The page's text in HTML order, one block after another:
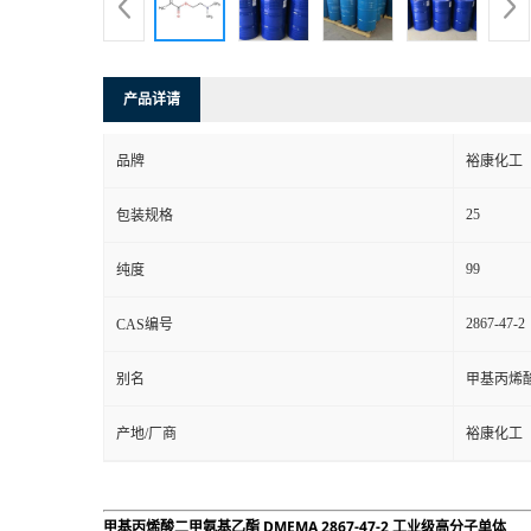
产品详请
品牌 裕康化工
包装规格 25
纯度 99
CAS编号 2867-47-2
别名 甲基丙烯
产地/厂商 裕康化工
甲基丙烯酸二甲氨基乙酯 DMEMA 2867-47-2 工业级高分子单体